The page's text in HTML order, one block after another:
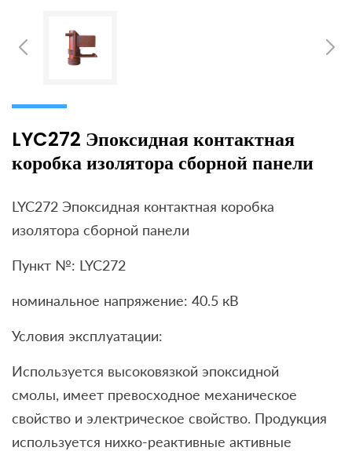
LYC272 Эпоксидная контактная
коробка изолятора сборной панели
LYC272 Эпоксидная контактная коробка
изолятора сборной панели
Пункт №: LYC272
номинальное напряжение: 40.5 кВ
Условия эксплуатации:
Используется высоковязкой эпоксидной
смолы, имеет превосходное механическое
свойство и электрическое свойство. Продукция
используется нихко-реактивные активные